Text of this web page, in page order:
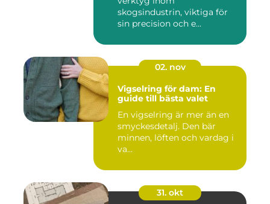
skogsindustrin, viktiga för
sin precision och e...
02. nov
Vigselring för dam: En
guide till bästa valet
En vigselring är mer än en
smyckesdetalj. Den bär
minnen, löften och vardag i
va...
31. okt